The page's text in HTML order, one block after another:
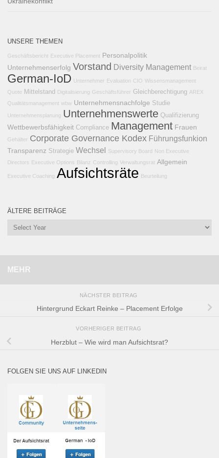
UNSERE THEMEN
Geschäftsbericht Executive Placement Personalpolitik
Unternehmenserfolg Vorstand Diversity Management Beirat
German-IoD Unternehmer Evaluation CIO Wissensmanagement
Quote Mittelstand Digitalisierung Geschäftsführer Gleichberechtigung AREX
Qualitätsmanagement wbw Unternehmensnachfolge Studie
Unternehmensplanung Unternehmenswerte Qualifizierung
Wettbewerbsfähigkeit Compliance Management Frauen
Gehälter Corporate Governance Kodex Führungsfunkion
Transparenz Strategie Wechsel Supervisory Board Non Executive
Directors Executive Options Bilanz Controlling Verwaltungsrat Allgemein
Executive Coaching Aufsichtsräte Beurteilung
ÄLTERE BEITRÄGE
MEHR
NÄCHSTER BEITRAG
Hintergrund Eckart Reinke – Placement Erfolge
VORHERIGER BEITRAG
Herzblut – Wie wird man Aufsichtsrat?
FOLGEN SIE UNS AUF LINKEDIN